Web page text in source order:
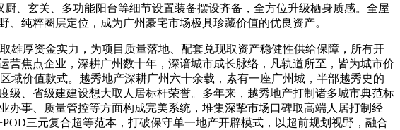
、玄关、多功能阳台等细节设置装备摆设齐备，全方位升级栖身质感。全屋
纯粹圈层定位，成为广州豪宅市场极具珍藏价值的优良资产。
厚资金实力，为项目质量落地、配套兑现取资产稳健性供给保障，所有开
焦点企业，深耕广州数十年，深谙城市成长脉络，凡轨道所至，皆为城市价
价值款式。越秀地产深耕广州六十余载，素有一座广州城，半部越秀史的
、省级建建设想大取人居标杆荣誉。多年来，越秀地产打制诸多城市典范标
事、质量管控等方面构成完美系统，堆集深挚市场口碑取高端人居打制经
三元复合超等范本，打破保守单一地产开辟模式，以超前规划视野，融合